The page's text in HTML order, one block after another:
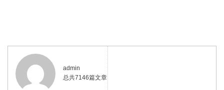
admin
总共7146篇文章